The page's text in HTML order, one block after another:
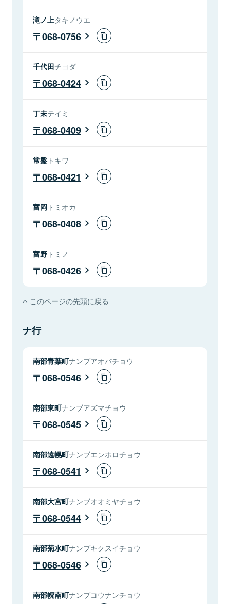
滝ノ上タキノウエ
068-0756
千代田チヨダ
068-0424
丁未テイミ
068-0409
常盤 トキワ
068-0421
富岡 トミオカ
068-0408
富野 トミノ
068-0426
このページの先頭に戻る
ナ行
南部青葉町ナンブアオバチョウ
068-0546
南部東町ナンブアズマチョウ
068-0545
南部遠幌町ナンブエンホロチョウ
068-0541
南部大宮町ナンブオオミヤチョウ
068-0544
南部菊水町ナンブキクスイチョウ
068-0546
南部幌南町ナンブコウナンチョウ